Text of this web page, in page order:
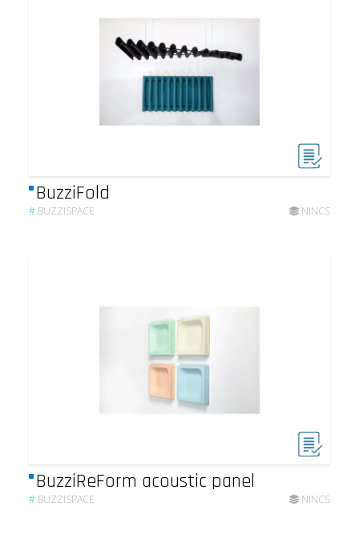
BuzziFold
# BUZZISPACE NINCS
BuzziReForm acoustic panel
# BUZZISPACE NINCS